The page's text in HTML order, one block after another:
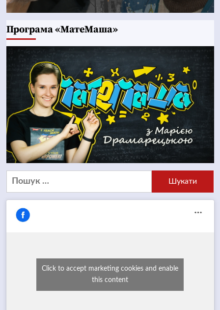
Програма «МатеМаша»
Пошук:
Click to accept marketing cookies and enable
this content